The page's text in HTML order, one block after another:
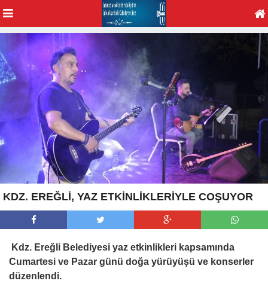
KDZ. EREĞLİ, YAZ ETKİNLİKLERİYLE COŞUYOR
Kdz. Ereğli Belediyesi yaz etkinlikleri kapsamında
Cumartesi ve Pazar günü doğa yürüyüşü ve konserler
düzenlendi.